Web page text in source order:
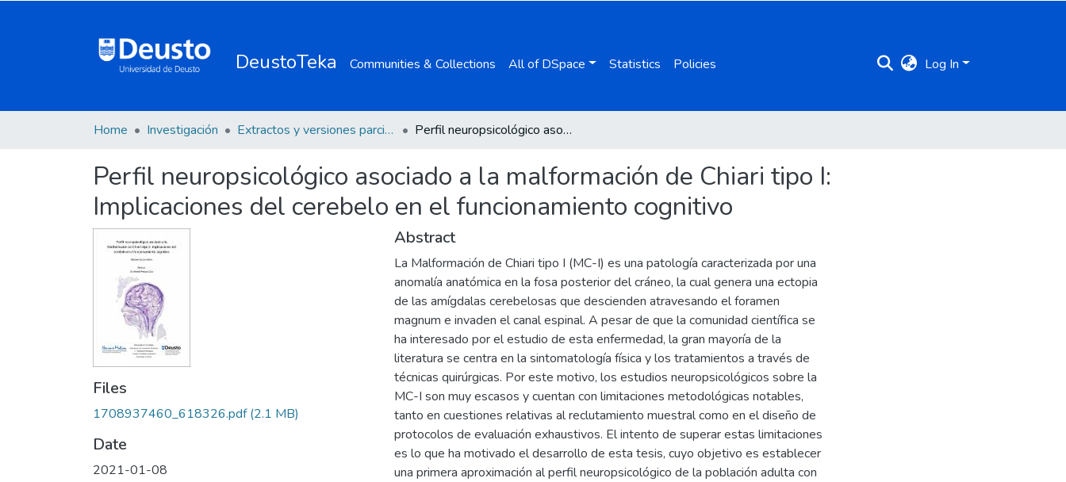
DeustoTeka Communities & Collections All of DSpace Statistics Policies Log In
Home Investigación Extractos y versiones parciales de tesis Perfil neuropsicológico asociado a la malformación de Chiari tipo I: Implicaciones del cerebelo en el funcionamiento cognitivo
Perfil neuropsicológico asociado a la malformación de Chiari tipo I:
Implicaciones del cerebelo en el funcionamiento cognitivo
Files
1708937460_618326.pdf(2.1 MB)
Date
2021-01-08
Abstract
La Malformación de Chiari tipo I (MC-I) es una patología caracterizada por una
anomalía anatómica en la fosa posterior del cráneo, la cual genera una ectopia
de las amígdalas cerebelosas que descienden atravesando el foramen
magnum e invaden el canal espinal. A pesar de que la comunidad científica se
ha interesado por el estudio de esta enfermedad, la gran mayoría de la
literatura se centra en la sintomatología física y los tratamientos a través de
técnicas quirúrgicas. Por este motivo, los estudios neuropsicológicos sobre la
MC-I son muy escasos y cuentan con limitaciones metodológicas notables,
tanto en cuestiones relativas al reclutamiento muestral como en el diseño de
protocolos de evaluación exhaustivos. El intento de superar estas limitaciones
es lo que ha motivado el desarrollo de esta tesis, cuyo objetivo es establecer
una primera aproximación al perfil neuropsicológico de la población adulta con